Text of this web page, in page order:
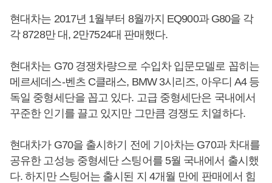
현대차는 2017년 1월부터 8월까지 EQ900과 G80을 각
각 8728만 대, 2만7524대 판매했다.
현대차는 G70 경쟁차량으로 수입차 입문모델로 꼽히는
메르세데스-벤츠 C클래스, BMW 3시리즈, 아우디 A4 등
독일 중형세단을 꼽고 있다. 고급 중형세단은 국내에서
꾸준한 인기를 끌고 있지만 그만큼 경쟁도 치열하다.
현대차가 G70을 출시하기 전에 기아차는 G70과 차대를
공유한 고성능 중형세단 스팅어를 5월 국내에서 출시했
다. 하지만 스팅어는 출시된 지 4개월 만에 판매에서 힘